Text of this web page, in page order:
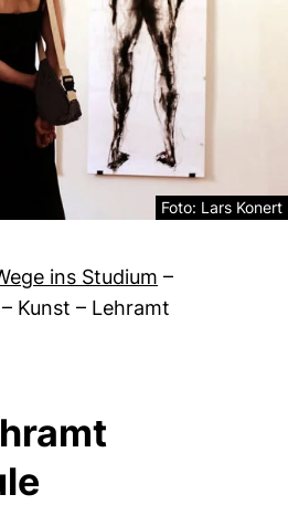
Rechtliche
Foto: Lars Konert
ins Studium –
– Kunst – Lehramt